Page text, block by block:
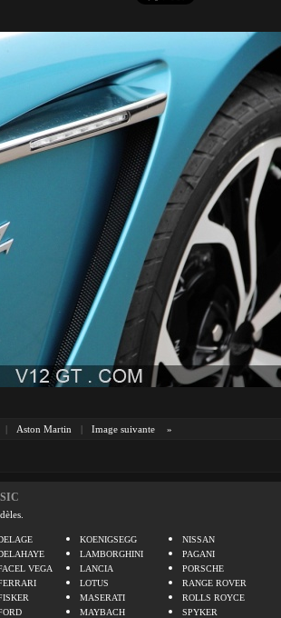
| Aston Martin | Image suivante »
VEGA
KOENIGSEGG
LAMBORGHINI
LANCIA
LOTUS
MASERATI
MAYBACH
NISSAN
PAGANI
PORSCHE
RANGE ROVER
ROLLS ROYCE
SPYKER